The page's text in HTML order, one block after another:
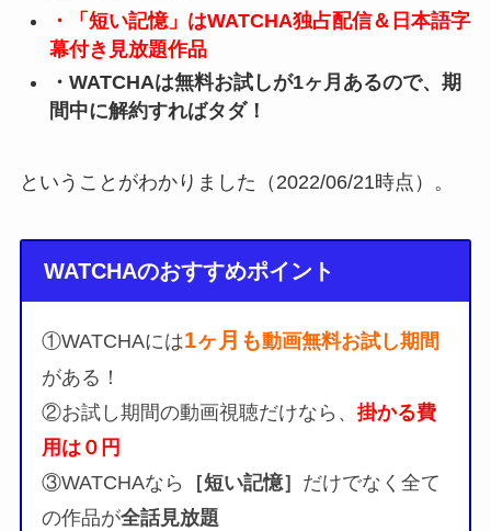
・「短い記憶」はWATCHA独占配信＆日本語字
幕付き見放題作品
・WATCHAは無料お試しが1ヶ月あるので、期
間中に解約すればタダ！
ということがわかりました（2022/06/21時点）。
WATCHAのおすすめポイント
①WATCHAには1ヶ月も動画無料お試し期間
がある！
②お試し期間の動画視聴だけなら、 掛かる費
用は０円
③WATCHAなら
［短い記憶］ だけでなく全て
の作品が全話見放題